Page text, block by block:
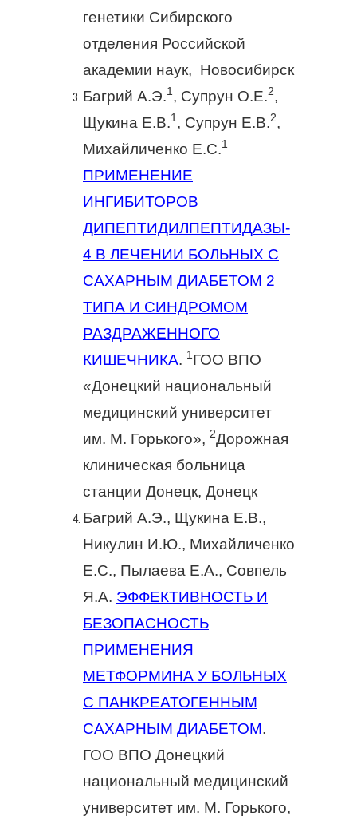
генетики Сибирского
отделения Российской
академии наук, Новосибирск
Багрий А.Э.1, Супрун О.Е.2,
Щукина Е.В.1, Супрун Е.В.2,
Михайличенко Е.С.1
ПРИМЕНЕНИЕ
ИНГИБИТОРОВ
ДИПЕПТИДИЛПЕПТИДАЗЫ-
4 В ЛЕЧЕНИИ БОЛЬНЫХ С
САХАРНЫМ ДИАБЕТОМ 2
ТИПА И СИНДРОМОМ
РАЗДРАЖЕННОГО
КИШЕЧНИКА. 1ГОО ВПО
«Донецкий национальный
медицинский университет
им. М. Горького», 2Дорожная
клиническая больница
станции Донецк, Донецк
Багрий А.Э., Щукина Е.В.,
Никулин И.Ю., Михайличенко
Е.С., Пылаева Е.А., Совпель
Я.А. ЭФФЕКТИВНОСТЬ И
БЕЗОПАСНОСТЬ
ПРИМЕНЕНИЯ
МЕТФОРМИНА У БОЛЬНЫХ
С ПАНКРЕАТОГЕННЫМ
САХАРНЫМ ДИАБЕТОМ.
ГОО ВПО Донецкий
национальный медицинский
университет им. М. Горького,